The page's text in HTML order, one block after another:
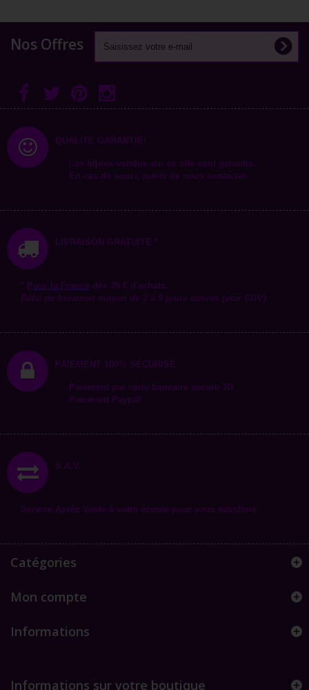
Nos Offres
QUALITÉ GARANTIE!
Les bijoux vendus sur ce site sont garantis.
En cas de souci, merci de nous contacter.
LIVRAISON GRATUITE *
* Pour la France dès 35 € d'achats.
Délai de livraison moyen de 3 à 9 jours ouvrés (voir CGV)
PAIEMENT 100% SÉCURISÉ
Paiement par carte bancaire secure 3D.
Paiement Paypal
S.A.V.
Service Après Vente à votre écoute pour vous satisfaire.
Catégories
Mon compte
Informations
Informations sur votre boutique